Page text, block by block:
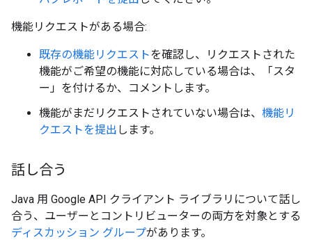
機能リクエストがある場合:
既存の機能リクエストを確認し、リクエストされた
機能がご希望の機能に対応している場合は、「スタ
ー」を付けるか、コメントします。
機能がまだリクエストされていない場合は、 機能リ
クエストを提出 します。
話し合う
Java 用 Google API クライアント ライブラリについて話し
合う、ユーザーとコントリビューターの両方を対象とする
ディスカッション グループがあります。